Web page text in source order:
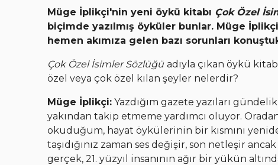
Müge İplikçi'nin yeni öykü kitabı Çok Özel
biçimde yazılmış öyküler bunlar. Müge
hemen akımıza gelen bazı sorunları
Çok Özel İsimler Sözlüğü adıyla çıkan öykü
özel veya çok özel kılan şeyler nelerdir?
Müge İplikçi: Yazdığım gazete yazıları
yakından takip etmeme yardımcı oluyor.
okuduğum, hayat öykülerinin bir kısmını
taşıdığınız zaman ses değişir, son netleşir
gerçek, 21. yüzyıl insanının ağır bir yükün